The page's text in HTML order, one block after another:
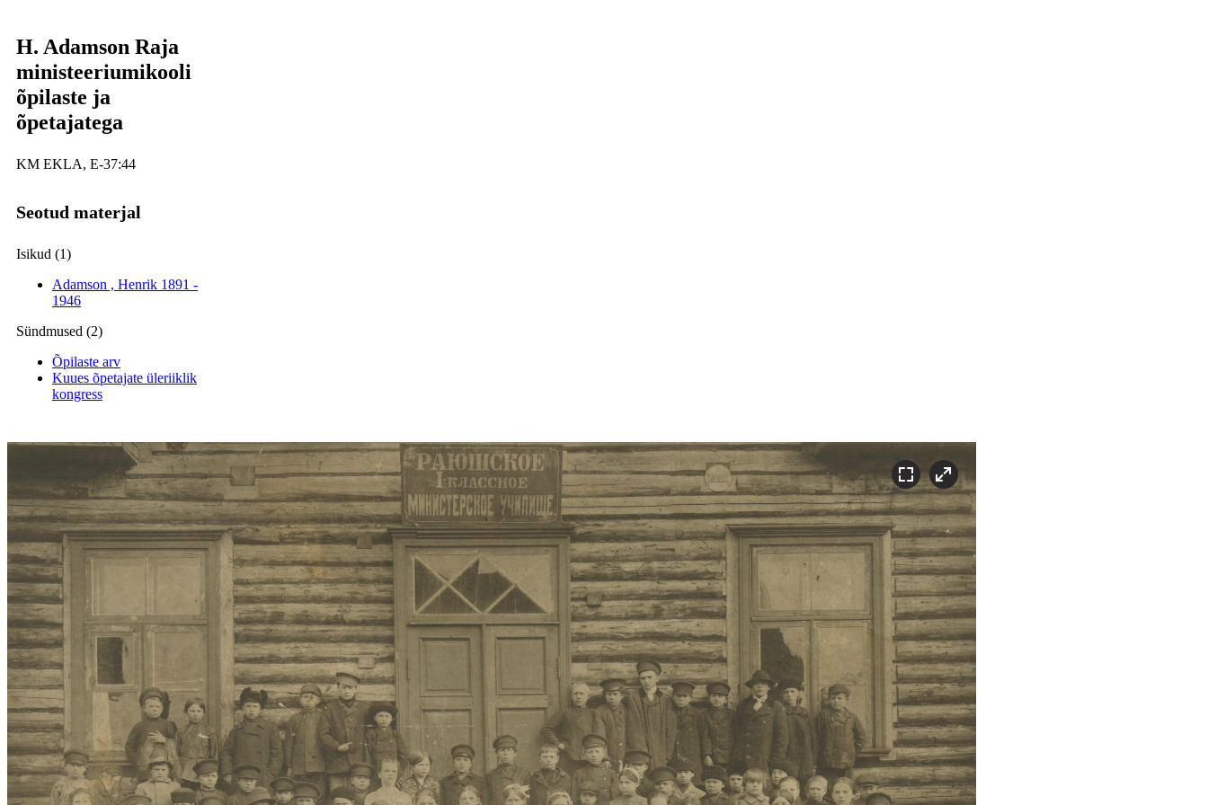
H. Adamson Raja
ministeeriumikooli
õpilaste ja
õpetajatega
KM EKLA, E-37:44
Seotud materjal
Isikud (1)
Adamson , Henrik 1891 -
1946
Sündmused (2)
Õpilaste arv
Kuues õpetajate üleriiklik
kongress